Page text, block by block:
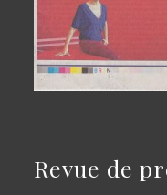
Revue de